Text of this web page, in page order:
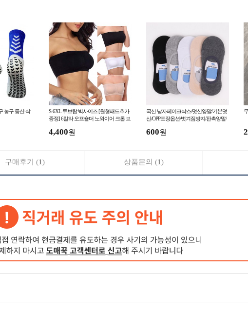
농구 등산 삭
S-6XL 튜브탑 빅사이즈 [원형패드추가
증정] 6칼라 오프숄더 노와이어 크롭 브
4,400원
국산 남자페이크삭스/덧신양말/기본덧
신/OPP포장옵션/벗겨짐방지/판촉양말/
600원
구매후기 (1) 상품문의 (1)